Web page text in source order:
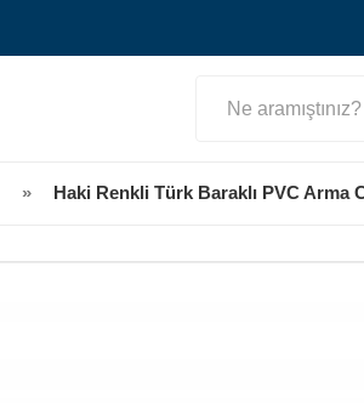
Haki Renkli Türk Baraklı PVC Arma